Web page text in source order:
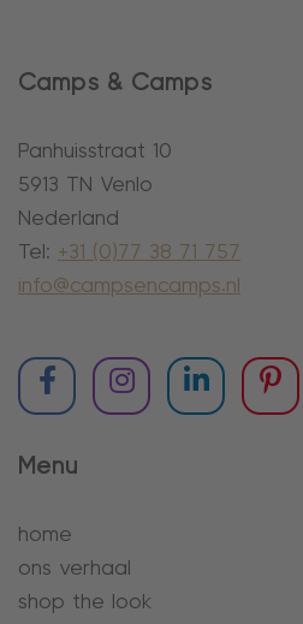
Camps & Camps
Panhuisstraat 10
5913 TN Venlo
Nederland
Tel: +31 (0)77 38 71 757
info@campsencamps.nl
Menu
home
ons verhaal
shop the look